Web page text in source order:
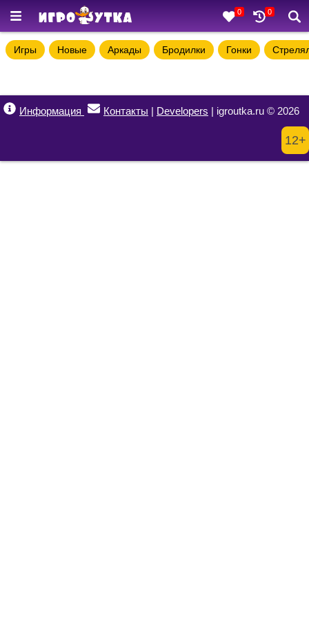
0 0
Игры Новые Аркады Бродилки Гонки
Информация Контакты | Developers | igroutka.ru © 2026
12+